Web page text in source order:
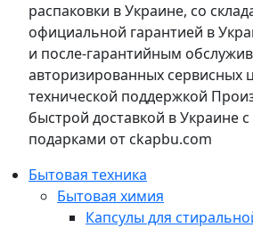
распаковки в Украине, со
официальной гарантией в
и после-гарантийным
авторизированных сервисных
технической поддержкой
быстрой доставкой в Украине
подарками от ckapbu.com
Бытовая техника
Бытовая химия
Капсулы для